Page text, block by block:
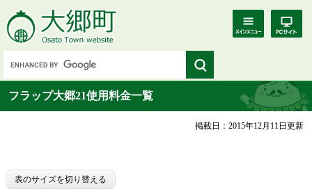
フラップ大郷21使用料金一覧
掲載日：2015年12月11日更新
表のサイズを切り替える